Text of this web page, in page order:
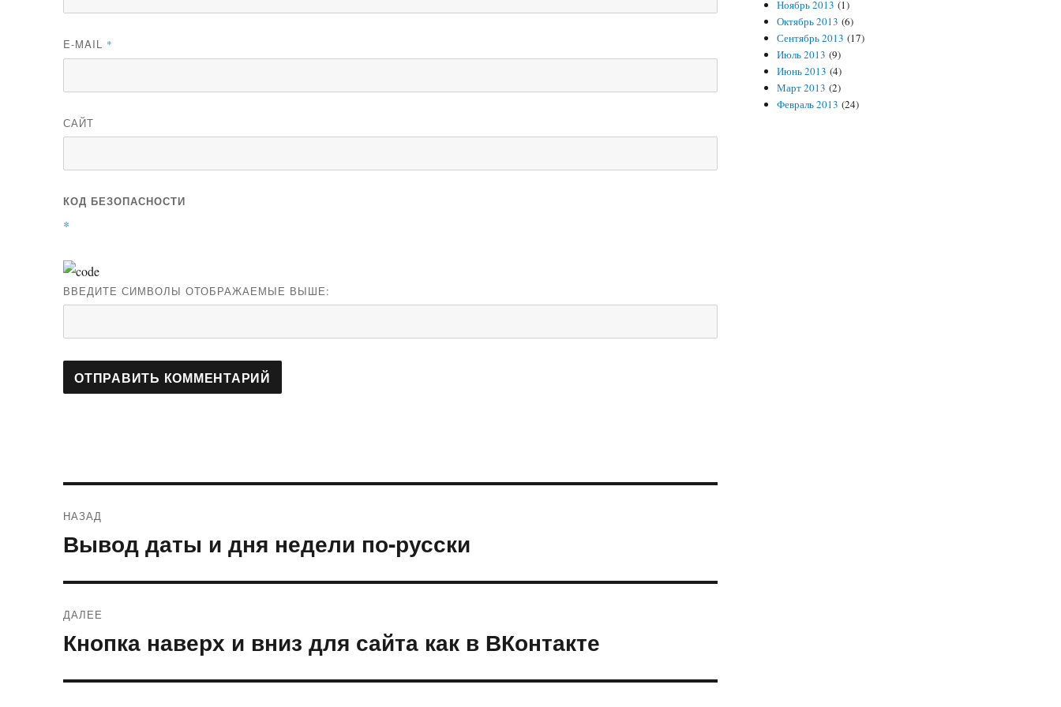
E-MAIL *
САЙТ
КОД БЕЗОПАСНОСТИ
*
ВВЕДИТЕ СИМВОЛЫ ОТОБРАЖАЕМЫЕ ВЫШЕ:
по
НАЗАД
Предыдущая
Вывод даты и дня недели по-русски
ДАЛЕЕ
Следующая
Кнопка наверх и вниз для сайта как в ВКонтакте
Ноябрь 2013 (1)
Октябрь 2013 (6)
Сентябрь 2013 (17)
Июль 2013 (9)
Июнь 2013 (4)
Март 2013 (2)
Февраль 2013 (24)